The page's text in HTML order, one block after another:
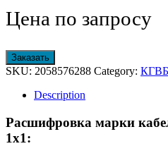
Цена по запросу
Заказать
SKU: 2058576288 Category:
Description
Расшифровка марки
1х1: